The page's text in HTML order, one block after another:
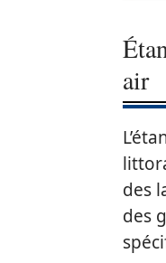
air
des
des